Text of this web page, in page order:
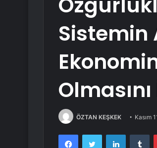
Sistemin
ÖZTAN KEŞKEK Kasım
FacebookTwitter LinkedIn